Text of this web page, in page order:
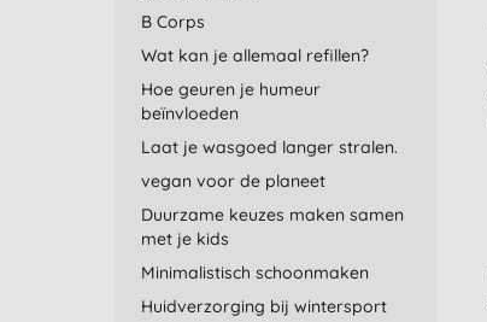
B Corps
Wat kan je allemaal refillen?
Hoe geuren je humeur
beïnvloeden
Laat je wasgoed langer stralen.
vegan voor de planeet
Duurzame keuzes maken samen
met je kids
Minimalistisch schoonmaken
Huidverzorging bij wintersport